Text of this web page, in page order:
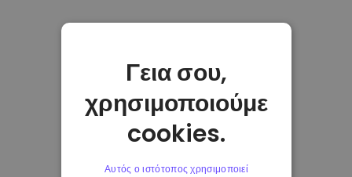
Γεια σου,
χρησιμοποιούμε
cookies.
Αυτός ο ιστότοπος χρησιμοποιεί